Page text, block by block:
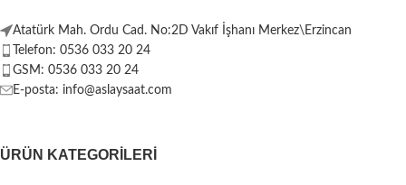
Atatürk Mah. Ordu Cad. No:2D Vakıf İşhanı Merkez\Erzincan
Telefon: 0536 033 20 24
GSM: 0536 033 20 24
E-posta: info@aslaysaat.com
ÜRÜN KATEGORILERI